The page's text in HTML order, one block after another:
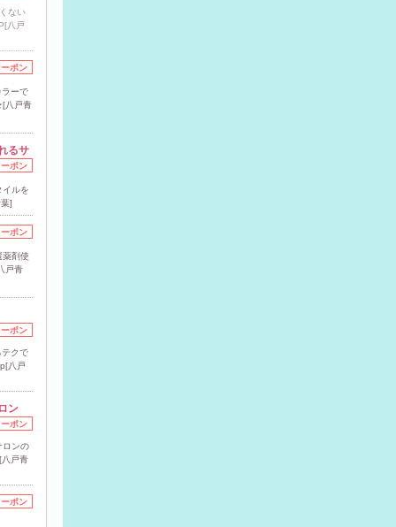
ない
八戸
ポン
ーで
八戸青
るサ
ポン
イルを
]
ポン
薬剤使
戸青
ポン
クで
八戸
ン
ポン
ロンの
戸青
ポン